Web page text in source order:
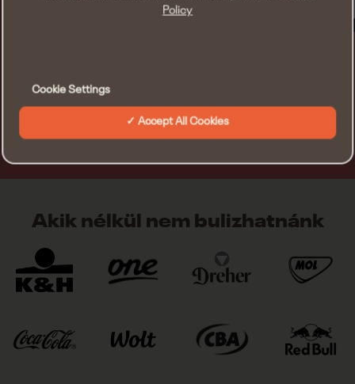
Oszkár Telekocsival már az utazás során magával
Akik nélkül nem bulizhatnánk
Policy
Accept All Cookies
Cookie Settings